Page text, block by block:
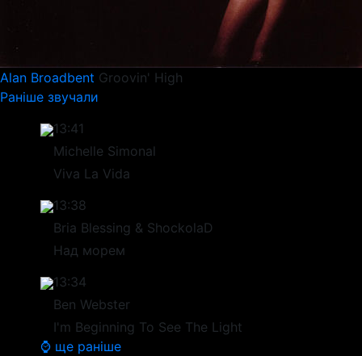
Alan Broadbent Groovin' High
Раніше звучали
13:41
Michelle Simonal
Viva La Vida
13:38
Bria Blessing & ShockolaD
Над морем
13:34
Ben Webster
I'm Beginning To See The Light
⌚ ще раніше